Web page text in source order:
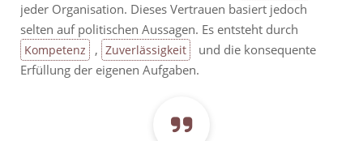
jeder Organisation. Dieses Vertrauen basiert jedoch
selten auf politischen Aussagen. Es entsteht durch
Kompetenz , Zuverlässigkeit
und die konsequente
Erfüllung der eigenen Aufgaben.